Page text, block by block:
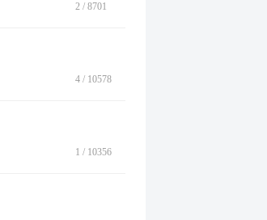
2 / 8701
4 / 10578
1 / 10356